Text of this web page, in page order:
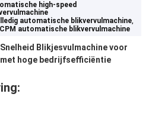
high-speed
automatische blikvervulmachine,
automatische blikvervulmachine
Blikjesvulmachine voor
met hoge bedrijfsefficiëntie